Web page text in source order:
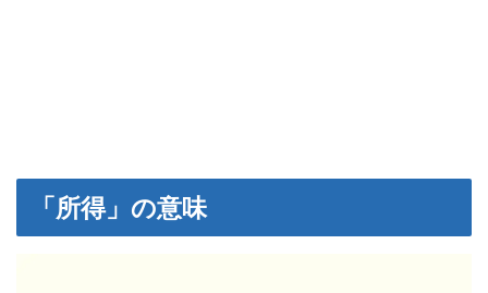
「所得」の意味